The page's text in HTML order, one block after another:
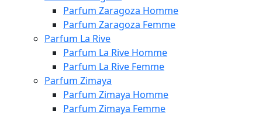
Parfum Zaragoza Homme
Parfum Zaragoza Femme
Parfum La Rive
Parfum La Rive Homme
Parfum La Rive Femme
Parfum Zimaya
Parfum Zimaya Homme
Parfum Zimaya Femme